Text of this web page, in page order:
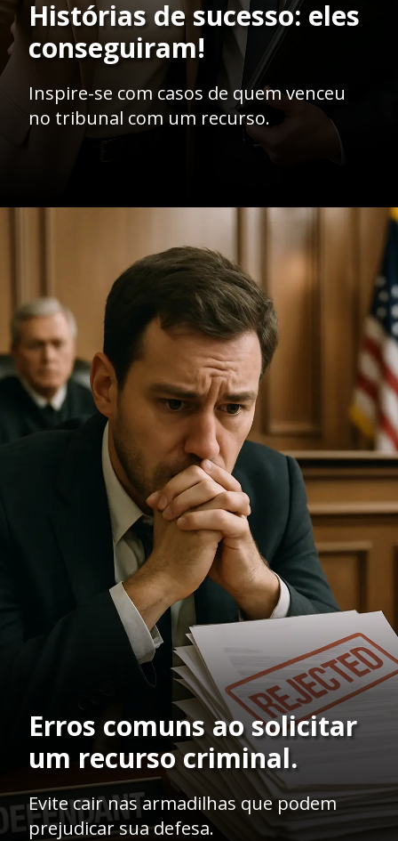
Histórias de sucesso: eles
conseguiram!
Inspire-se com casos de quem venceu
no tribunal com um recurso.
Erros comuns ao solicitar
um recurso criminal.
Evite cair nas armadilhas que podem
prejudicar sua defesa.